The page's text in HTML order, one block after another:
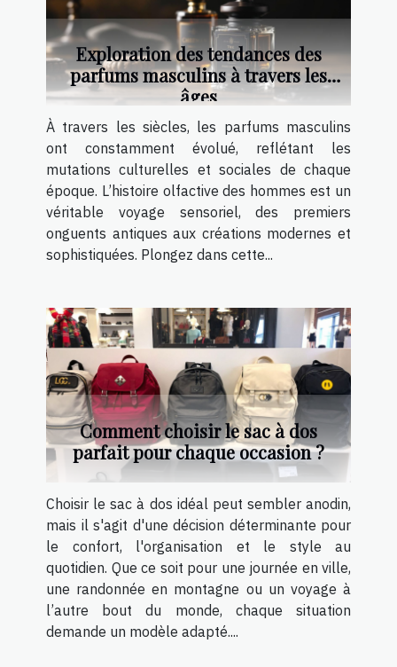
Exploration des tendances des
parfums masculins à travers les
âges
À travers les siècles, les parfums masculins
ont constamment évolué, reflétant les
mutations culturelles et sociales de chaque
époque. L’histoire olfactive des hommes est un
véritable voyage sensoriel, des premiers
onguents antiques aux créations modernes et
sophistiquées. Plongez dans cette...
Comment choisir le sac à dos
parfait pour chaque occasion ?
Choisir le sac à dos idéal peut sembler anodin,
mais il s'agit d'une décision déterminante pour
le confort, l'organisation et le style au
quotidien. Que ce soit pour une journée en ville,
une randonnée en montagne ou un voyage à
l’autre bout du monde, chaque situation
demande un modèle adapté....